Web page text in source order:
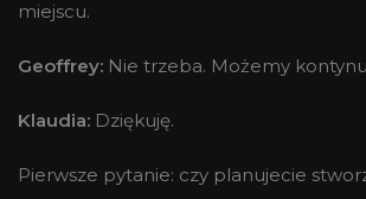
miejscu.
Geoffrey: Nie trzeba. Możemy
Klaudia: Dziękuję.
Pierwsze pytanie: czy planujecie